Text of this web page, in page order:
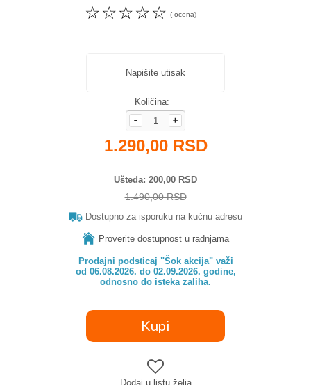
☆
☆
☆
☆
☆ ( ocena)
Napišite utisak
Količina:
1.290,00 RSD
Ušteda 200,00 RSD
1.490,00 RSD
Dostupno za isporuku na kućnu adresu
Proverite dostupnost u radnjama
Prodajni podsticaj "Šok akcija" važi
od 06.08.2026. do 02.09.2026. godine,
odnosno do isteka zaliha.
Dodaj u listu želja